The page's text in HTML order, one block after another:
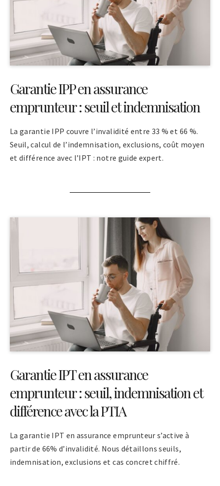
Garantie IPP en assurance
emprunteur : seuil et indemnisation
La garantie IPP couvre l’invalidité entre 33 % et 66 %.
Seuil, calcul de l’indemnisation, exclusions, coût moyen
et différence avec l’IPT : notre guide expert.
Garantie IPT en assurance
emprunteur : seuil, indemnisation et
différence avec la PTIA
La garantie IPT en assurance emprunteur s’active à
partir de 66% d’invalidité. Nous détaillons seuils,
indemnisation, exclusions et cas concret chiffré.